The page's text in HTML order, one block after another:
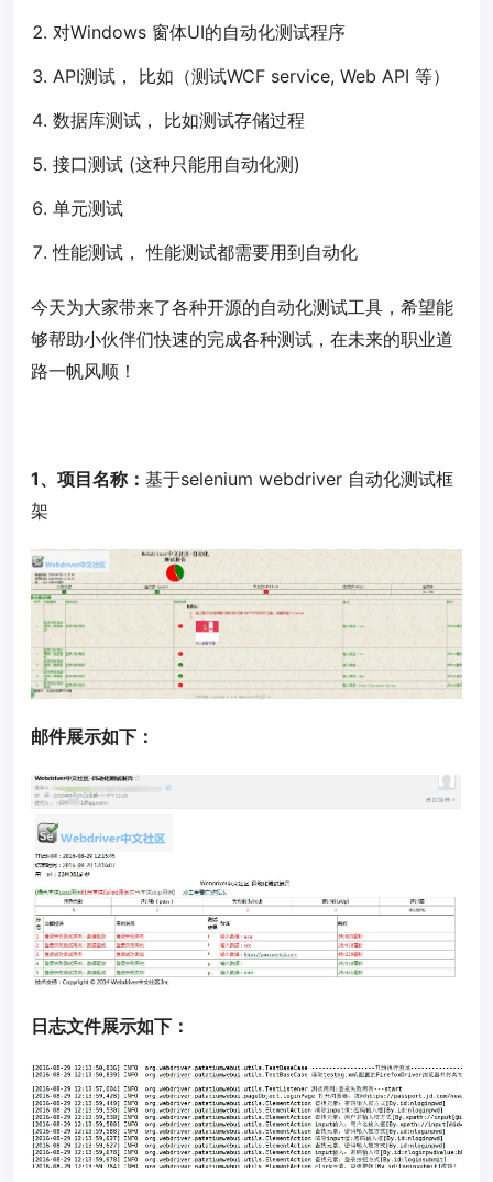
对Windows 窗体UI的自动化测试程序
API测试， 比如（测试WCF service, Web API 等）
数据库测试， 比如测试存储过程
接口测试 (这种只能用自动化测)
单元测试
性能测试， 性能测试都需要用到自动化
今天为大家带来了各种开源的自动化测试工具，希望能
够帮助小伙伴们快速的完成各种测试，在未来的职业道
路一帆风顺！
1、项目名称： 基于selenium webdriver 自动化测试框
架
邮件展示如下：
日志文件展示如下：